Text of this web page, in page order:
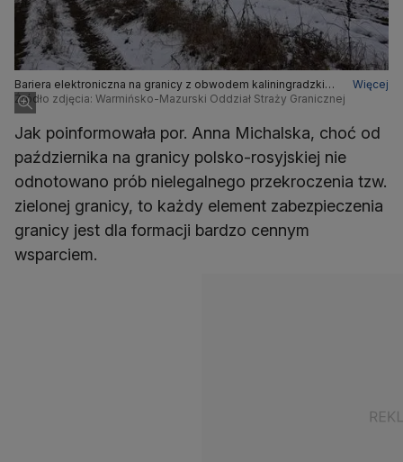
Bariera elektroniczna na granicy z obwodem kaliningradzkim
będzie miała 199 kilometrów długości
Więcej
Źródło zdjęcia: Warmińsko-Mazurski Oddział Straży Granicznej
Jak poinformowała por. Anna Michalska, choć od
października na granicy polsko-rosyjskiej nie
odnotowano prób nielegalnego przekroczenia tzw.
zielonej granicy, to każdy element zabezpieczenia
granicy jest dla formacji bardzo cennym